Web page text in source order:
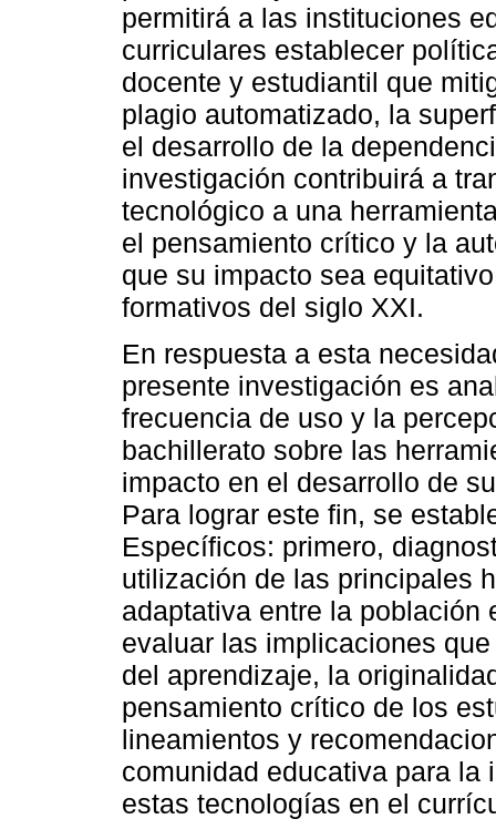
permitirá a las instituciones
curriculares establecer
docente y estudiantil que
plagio automatizado, la
el desarrollo de la
investigación contribuirá a
tecnológico a una
el pensamiento crítico y la
que su impacto sea
formativos del siglo XXI.
En respuesta a esta
presente investigación es
frecuencia de uso y la
bachillerato sobre las
impacto en el desarrollo de
Para lograr este fin, se
Específicos: primero,
utilización de las principales
adaptativa entre la población
evaluar las implicaciones
del aprendizaje, la
pensamiento crítico de los
lineamientos y
comunidad educativa para la
estas tecnologías en el